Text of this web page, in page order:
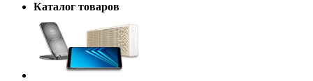
Каталог товаров